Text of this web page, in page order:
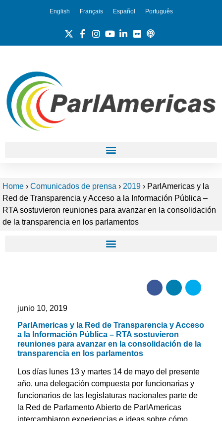
English Français Español Português
Home › Comunicados de prensa › 2019 › ParlAmericas y la
Red de Transparencia y Acceso a la Información Pública –
RTA sostuvieron reuniones para avanzar en la consolidación
de la transparencia en los parlamentos
junio 10, 2019
ParlAmericas y la Red de Transparencia y Acceso
a la Información Pública – RTA sostuvieron
reuniones para avanzar en la consolidación de la
transparencia en los parlamentos
Los días lunes 13 y martes 14 de mayo del presente
año, una delegación compuesta por funcionarias y
funcionarios de las legislaturas nacionales parte de
la Red de Parlamento Abierto de ParlAmericas
intercambiaron experiencias e ideas sobre cómo